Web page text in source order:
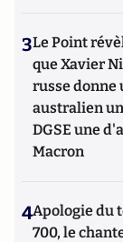
3Le Point
que Xavier
russe donne
australien
DGSE une
Macron
4Apologie du
700, le